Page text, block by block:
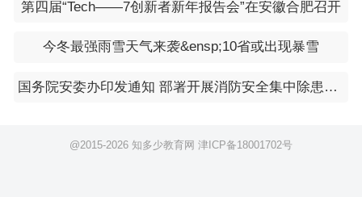
第四届“Tech——7创新者新年报告会”在安徽合肥召开
今冬最强雨雪天气来袭&ensp;10省或出现暴雪
国务院安委办印发通知 部署开展消防安全集中除患攻坚大整治行动
@2015-2026 知多少教育网 津ICP备18001702号